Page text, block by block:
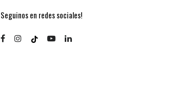
Seguinos en redes sociales!